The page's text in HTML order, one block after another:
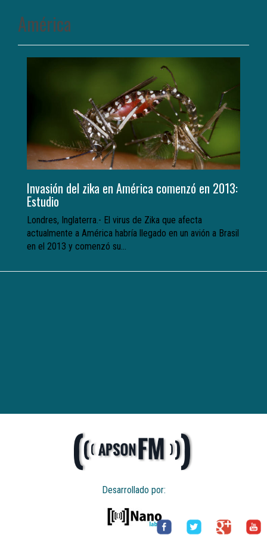
América
Invasión del zika en América comenzó en 2013:
Estudio
Londres, Inglaterra.- El virus de Zika que afecta
actualmente a América habría llegado en un avión a Brasil
en el 2013 y comenzó su...
Desarrollado por: